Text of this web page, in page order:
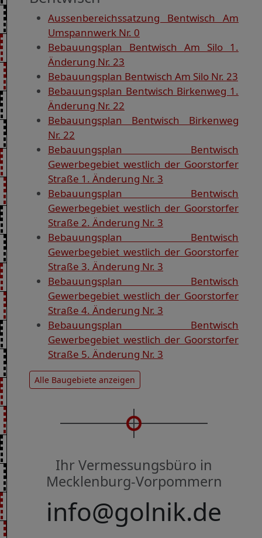
Aussenbereichssatzung Bentwisch Am
Umspannwerk Nr. 0
Bebauungsplan Bentwisch Am Silo 1.
Änderung Nr. 23
Bebauungsplan Bentwisch Am Silo Nr. 23
Bebauungsplan Bentwisch Birkenweg 1.
Änderung Nr. 22
Bebauungsplan Bentwisch Birkenweg
Nr. 22
Bebauungsplan Bentwisch
Gewerbegebiet westlich der Goorstorfer
Straße 1. Änderung Nr. 3
Bebauungsplan Bentwisch
Gewerbegebiet westlich der Goorstorfer
Straße 2. Änderung Nr. 3
Bebauungsplan Bentwisch
Gewerbegebiet westlich der Goorstorfer
Straße 3. Änderung Nr. 3
Bebauungsplan Bentwisch
Gewerbegebiet westlich der Goorstorfer
Straße 4. Änderung Nr. 3
Bebauungsplan Bentwisch
Gewerbegebiet westlich der Goorstorfer
Straße 5. Änderung Nr. 3
Alle Baugebiete anzeigen
Ihr Vermessungsbüro in
Mecklenburg-Vorpommern
info@golnik.de